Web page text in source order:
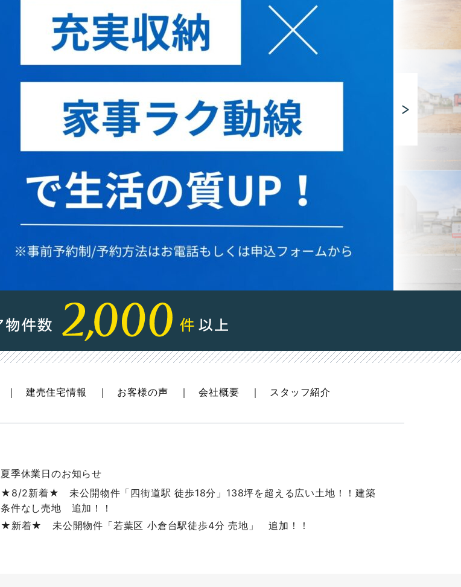
建売住宅情報 お客様の声 会社概要 スタッフ紹介
夏季休業日のお知らせ
★8/2新着★ 未公開物件「四街道駅 徒歩18分」138坪を超える広い土地！！建築
条件なし売地 追加！！
★新着★ 未公開物件「若葉区 小倉台駅徒歩4分 売地」 追加！！